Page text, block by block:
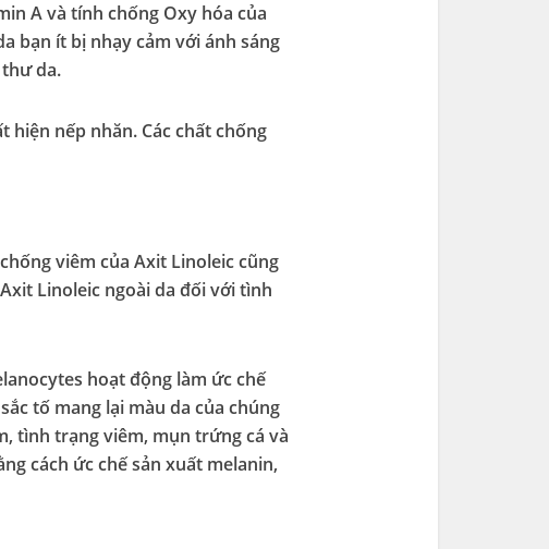
A và tính chống Oxy hóa của
bạn ít bị nhạy cảm với ánh sáng
da.
hiện nếp nhăn. Các chất chống
viêm của Axit Linoleic cũng
Linoleic ngoài da đối với tình
hoạt động làm ức chế
tố mang lại màu da của chúng
tình trạng viêm, mụn trứng cá và
cách ức chế sản xuất melanin,